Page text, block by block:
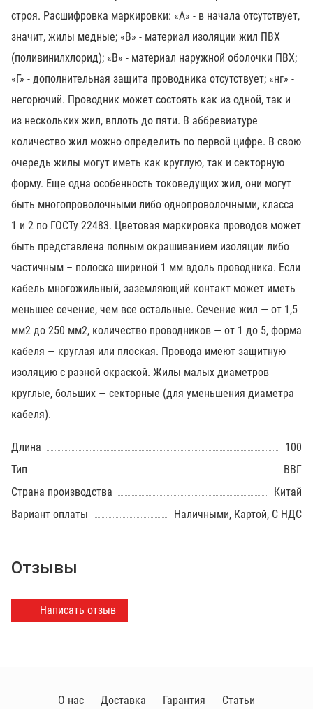
строя. Расшифровка маркировки: «А» - в начала отсутствует,
значит, жилы медные; «В» - материал изоляции жил ПВХ
(поливинилхлорид); «В» - материал наружной оболочки ПВХ;
«Г» - дополнительная защита проводника отсутствует; «нг» -
негорючий. Проводник может состоять как из одной, так и
из нескольких жил, вплоть до пяти. В аббревиатуре
количество жил можно определить по первой цифре. В свою
очередь жилы могут иметь как круглую, так и секторную
форму. Еще одна особенность токоведущих жил, они могут
быть многопроволочными либо однопроволочными, класса
1 и 2 по ГОСТу 22483. Цветовая маркировка проводов может
быть представлена полным окрашиванием изоляции либо
частичным – полоска шириной 1 мм вдоль проводника. Если
кабель многожильный, заземляющий контакт может иметь
меньшее сечение, чем все остальные. Сечение жил — от 1,5
мм2 до 250 мм2, количество проводников — от 1 до 5, форма
кабеля — круглая или плоская. Провода имеют защитную
изоляцию с разной окраской. Жилы малых диаметров
круглые, больших — секторные (для уменьшения диаметра
кабеля).
Длина
100
Тип
ВВГ
Страна производства
Китай
Вариант оплаты
Наличными, Картой, С НДС
Отзывы
Написать отзыв
О нас Доставка Гарантия Статьи